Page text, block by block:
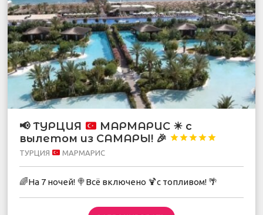
📢ТУРЦИЯ МАРМАРИС ☀с
вылетом из САМАРЫ! 🎉 




ТУРЦИЯ МАРМАРИС
🌈На 7 ночей! 🍭Всё включено 🍹с топливом! 🌴